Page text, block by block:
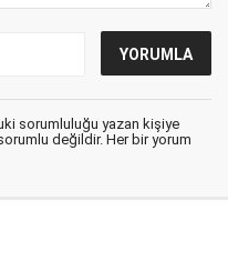
sorumluluğu yazan kişiye
değildir. Her bir yorum